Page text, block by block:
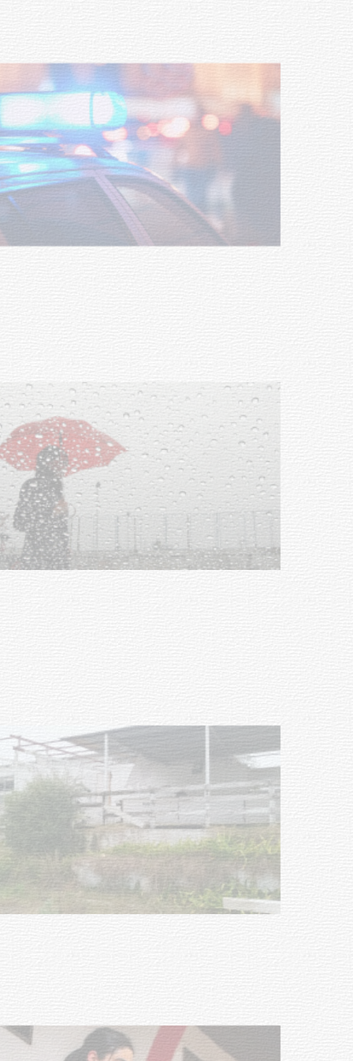
04-08-2026
NOTICIAS
NOTICIAS
Turismo accesible para personas